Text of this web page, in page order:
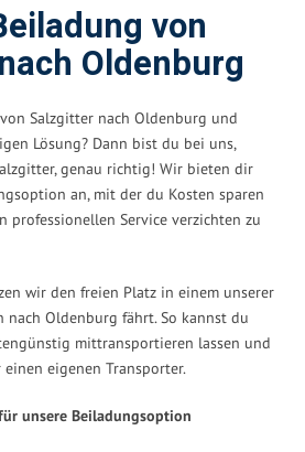
von
Oldenburg
Salzgitter nach Oldenburg und
Lösung? Dann bist du bei uns,
genau richtig! Wir bieten dir
an, mit der du Kosten sparen
professionellen Service verzichten zu
wir den freien Platz in einem unserer
nach Oldenburg fährt. So kannst du
mittransportieren lassen und
eigenen Transporter.
unsere Beiladungsoption